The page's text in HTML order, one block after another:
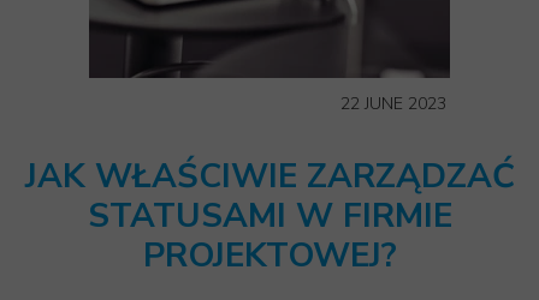
22 JUNE 2023
JAK WŁAŚCIWIE ZARZĄDZAĆ
STATUSAMI W FIRMIE
PROJEKTOWEJ?